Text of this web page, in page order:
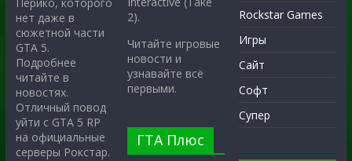
нет даже в
сюжетной части
GTA 5.
Подробнее
читайте в
новостях.
Отличный повод
уйти с GTA 5 RP
на официальные
серверы Рокстар.
2).
Читайте игровые
новости и
узнавайте всё
первыми.
ГТА Плюс
Rockstar Games
Игры
Сайт
Софт
Супер